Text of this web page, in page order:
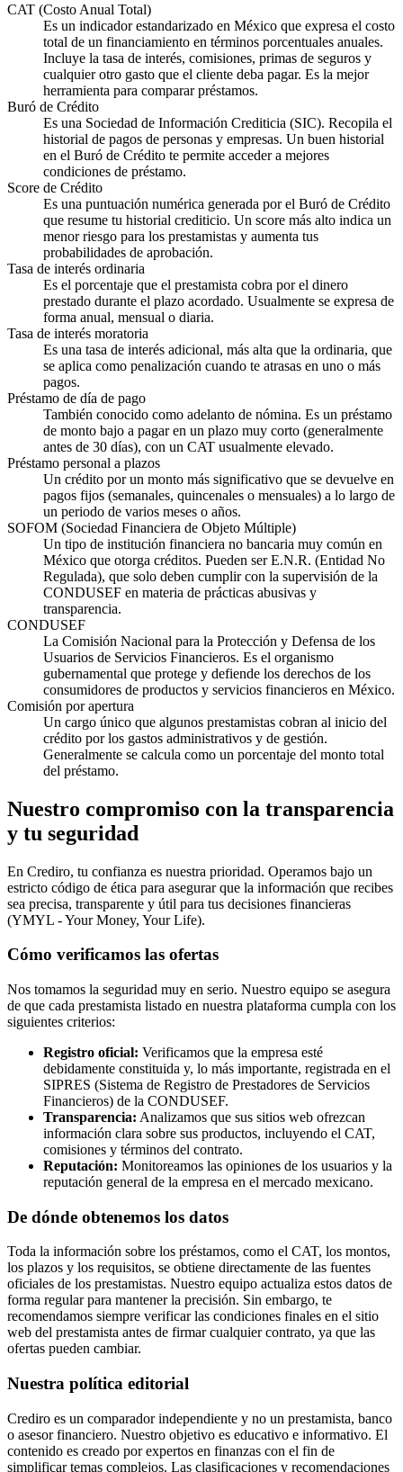
CAT (Costo Anual Total)
Es un indicador estandarizado en México que expresa el costo
total de un financiamiento en términos porcentuales anuales.
Incluye la tasa de interés, comisiones, primas de seguros y
cualquier otro gasto que el cliente deba pagar. Es la mejor
herramienta para comparar préstamos.
Buró de Crédito
Es una Sociedad de Información Crediticia (SIC). Recopila el
historial de pagos de personas y empresas. Un buen historial
en el Buró de Crédito te permite acceder a mejores
condiciones de préstamo.
Score de Crédito
Es una puntuación numérica generada por el Buró de Crédito
que resume tu historial crediticio. Un score más alto indica un
menor riesgo para los prestamistas y aumenta tus
probabilidades de aprobación.
Tasa de interés ordinaria
Es el porcentaje que el prestamista cobra por el dinero
prestado durante el plazo acordado. Usualmente se expresa de
forma anual, mensual o diaria.
Tasa de interés moratoria
Es una tasa de interés adicional, más alta que la ordinaria, que
se aplica como penalización cuando te atrasas en uno o más
pagos.
Préstamo de día de pago
También conocido como adelanto de nómina. Es un préstamo
de monto bajo a pagar en un plazo muy corto (generalmente
antes de 30 días), con un CAT usualmente elevado.
Préstamo personal a plazos
Un crédito por un monto más significativo que se devuelve en
pagos fijos (semanales, quincenales o mensuales) a lo largo de
un periodo de varios meses o años.
SOFOM (Sociedad Financiera de Objeto Múltiple)
Un tipo de institución financiera no bancaria muy común en
México que otorga créditos. Pueden ser E.N.R. (Entidad No
Regulada), que solo deben cumplir con la supervisión de la
CONDUSEF en materia de prácticas abusivas y
transparencia.
CONDUSEF
La Comisión Nacional para la Protección y Defensa de los
Usuarios de Servicios Financieros. Es el organismo
gubernamental que protege y defiende los derechos de los
consumidores de productos y servicios financieros en México.
Comisión por apertura
Un cargo único que algunos prestamistas cobran al inicio del
crédito por los gastos administrativos y de gestión.
Generalmente se calcula como un porcentaje del monto total
del préstamo.
Nuestro compromiso con la transparencia
y tu seguridad
En Crediro, tu confianza es nuestra prioridad. Operamos bajo un
estricto código de ética para asegurar que la información que recibes
sea precisa, transparente y útil para tus decisiones financieras
(YMYL - Your Money, Your Life).
Cómo verificamos las ofertas
Nos tomamos la seguridad muy en serio. Nuestro equipo se asegura
de que cada prestamista listado en nuestra plataforma cumpla con los
siguientes criterios:
Registro oficial: Verificamos que la empresa esté
debidamente constituida y, lo más importante, registrada en el
SIPRES (Sistema de Registro de Prestadores de Servicios
Financieros) de la CONDUSEF.
Transparencia: Analizamos que sus sitios web ofrezcan
información clara sobre sus productos, incluyendo el CAT,
comisiones y términos del contrato.
Reputación: Monitoreamos las opiniones de los usuarios y la
reputación general de la empresa en el mercado mexicano.
De dónde obtenemos los datos
Toda la información sobre los préstamos, como el CAT, los montos,
los plazos y los requisitos, se obtiene directamente de las fuentes
oficiales de los prestamistas. Nuestro equipo actualiza estos datos de
forma regular para mantener la precisión. Sin embargo, te
recomendamos siempre verificar las condiciones finales en el sitio
web del prestamista antes de firmar cualquier contrato, ya que las
ofertas pueden cambiar.
Nuestra política editorial
Crediro es un comparador independiente y no un prestamista, banco
o asesor financiero. Nuestro objetivo es educativo e informativo. El
contenido es creado por expertos en finanzas con el fin de
simplificar temas complejos. Las clasificaciones y recomendaciones